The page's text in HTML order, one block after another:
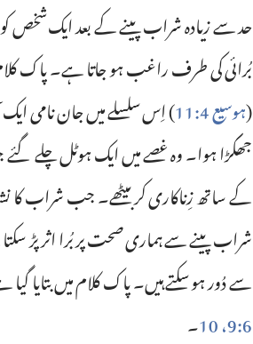
حد سے زیادہ شراب پینے کے بعد ایک شخص
بُرائی کی طرف راغب ہو جاتا ہے۔‏ پاک
(‏ہوسیع 4:‏11 ‏)‏ اِس سلسلے میں جان نامی
جھگڑا ہوا۔‏ وہ غصے میں ایک ہوٹل چلے
کے ساتھ زِناکاری کر بیٹھے۔‏ جب شراب کا
شراب پینے سے ہماری صحت پر بُرا اثر پڑ
سے دُور ہو سکتے ہیں۔‏ پاک کلام میں بتایا
6:‏9،‏ 10
‏۔‏